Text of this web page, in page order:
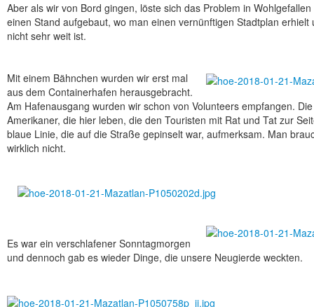
Aber als wir von Bord gingen, löste sich das Problem in
einen Stand aufgebaut, wo man einen vernünftigen Stadtplan
nicht sehr weit ist.
Mit einem Bähnchen wurden wir erst mal
aus dem Containerhafen herausgebracht.
Am Hafenausgang wurden wir schon von Volunteers empfangen.
Amerikaner, die hier leben, die den Touristen mit Rat und Tat zur
blaue Linie, die auf die Straße gepinselt war, aufmerksam. Man
wirklich nicht.
Es war ein verschlafener Sonntagmorgen
und dennoch gab es wieder Dinge, die unsere Neugierde weckten.